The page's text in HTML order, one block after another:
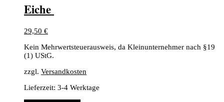
Eiche ​
29,50 €
Kein Mehrwertsteuerausweis, da Kleinunternehmer nach §19
(1) UStG.
zzgl. Versandkosten
Lieferzeit: 3-4 Werktage